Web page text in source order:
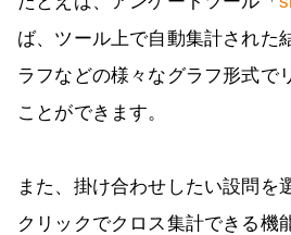
ば、ツール上で自動集計された
ラフなどの様々なグラフ形式で
ことができます。
また、掛け合わせしたい設問を
クリックでクロス集計できる機